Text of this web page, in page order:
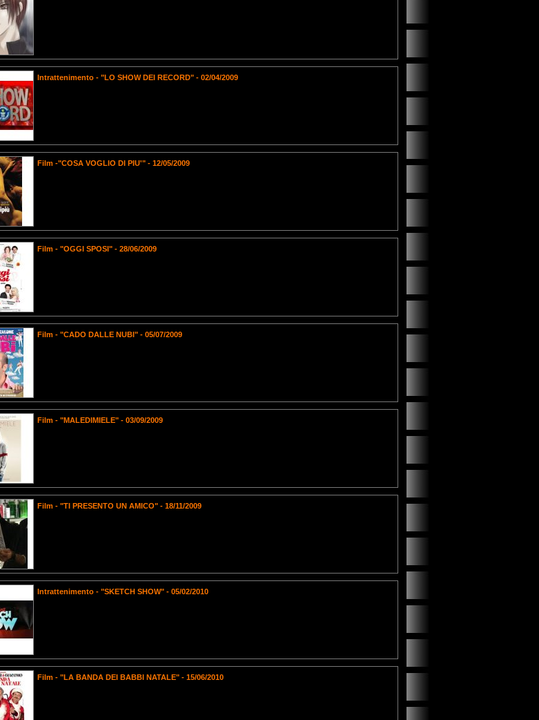
Intrattenimento - "LO SHOW DEI RECORD" - 02/04/2009
Film -"COSA VOGLIO DI PIU'" - 12/05/2009
Film - "OGGI SPOSI" - 28/06/2009
Film - "CADO DALLE NUBI" - 05/07/2009
Film - "MALEDIMIELE" - 03/09/2009
Film - "TI PRESENTO UN AMICO" - 18/11/2009
Intrattenimento - "SKETCH SHOW" - 05/02/2010
Film - "LA BANDA DEI BABBI NATALE" - 15/06/2010